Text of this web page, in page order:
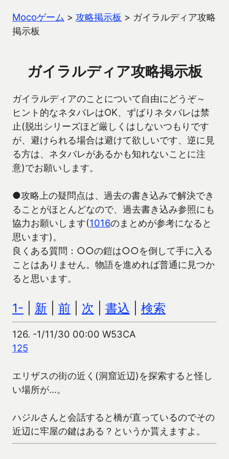
Mocoゲーム > 攻略掲示板 > ガイラルディア攻略
掲示板
ガイラルディア攻略掲示板
ガイラルディアのことについて自由にどうぞ～
ヒント的なネタバレはOK、ずばりネタバレは禁
止(脱出シリーズほど厳しくはしないつもりです
が、避けられる場合は避けて欲しいです、逆に見
る方は、ネタバレがあるかも知れないことに注
意)でお願いします。
●攻略上の疑問点は、過去の書き込みで解決でき
ることがほとんどなので、過去書き込み参照にも
協力お願いします(1016のまとめが参考になると
思います)。
良くある質問：○○の鎧は○○を倒して手に入る
ことはありません。物語を進めれば普通に見つか
ると思います。
1- 新 前 次 書込 検索
126. -1/11/30 00:00 W53CA
125
エリザスの街の近く(洞窟近辺)を探索すると怪し
い場所が…。
ハジルさんと会話すると橋が直っているのでその
近辺に牢屋の鍵はある？というか貰えますよ。